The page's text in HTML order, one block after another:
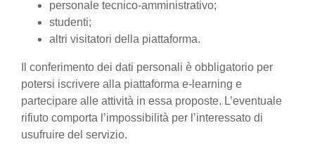
personale tecnico-amministrativo;
studenti;
altri visitatori della piattaforma.
Il conferimento dei dati personali è obbligatorio per
potersi iscrivere alla piattaforma e-learning e
partecipare alle attività in essa proposte. L’eventuale
rifiuto comporta l’impossibilità per l’interessato di
usufruire del servizio.